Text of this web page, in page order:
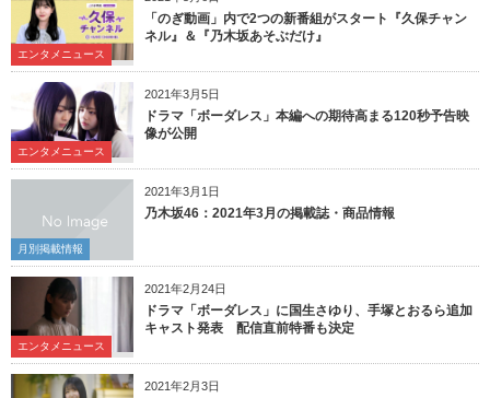
エンタメニュース
「のぎ動画」内で2つの新番組がスタート『久保チャン
ネル』＆『乃木坂あそぶだけ』
2021年3月5日
エンタメニュース
ドラマ「ボーダレス」本編への期待高まる120秒予告映
像が公開
2021年3月1日
月別掲載情報
乃木坂46：2021年3月の掲載誌・商品情報
2021年2月24日
エンタメニュース
ドラマ「ボーダレス」に国生さゆり、手塚とおるら追加
キャスト発表 配信直前特番も決定
2021年2月3日